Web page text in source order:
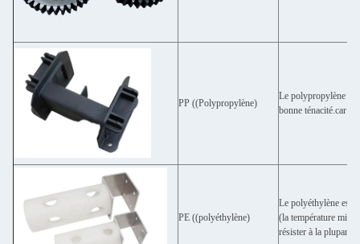
PP ((Polypropylène)
Le polypropylène
bonne ténacité.car il
PE ((polyéthylène)
Le polyéthylène est
(la température
résister à la plupart